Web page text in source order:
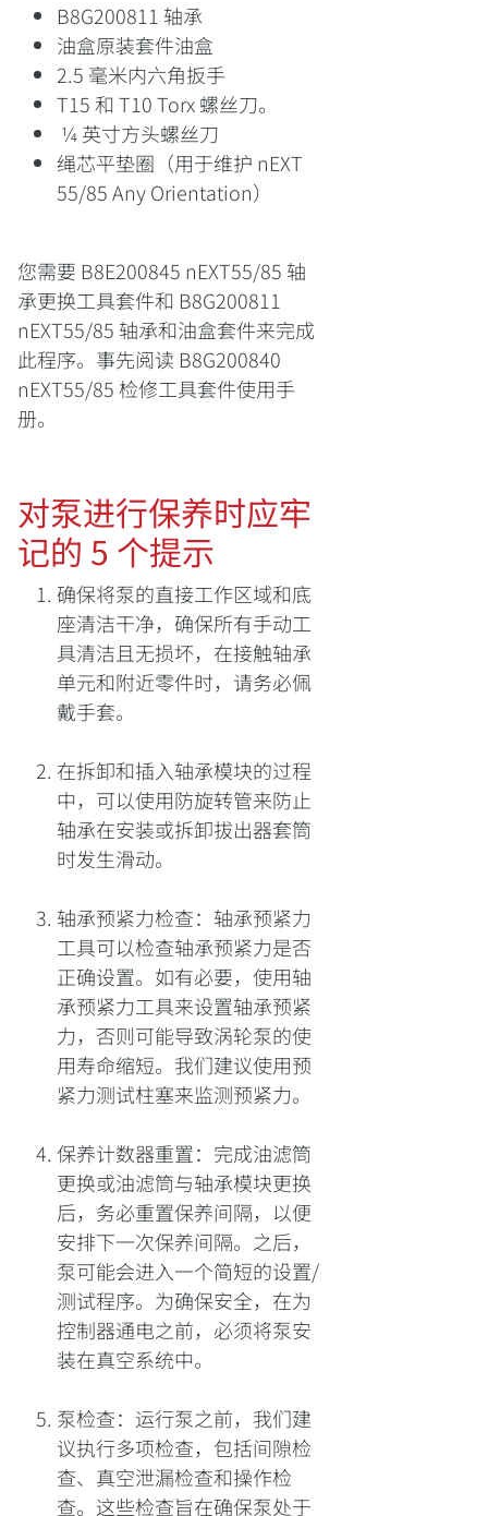
B8G200811 轴承
油盒原装套件油盒
2.5 毫米内六角扳手
T15 和 T10 Torx 螺丝刀。
¼ 英寸方头螺丝刀
绳芯平垫圈（用于维护 nEXT
55/85 Any Orientation）
您需要 B8E200845 nEXT55/85 轴
承更换工具套件和 B8G200811
nEXT55/85 轴承和油盒套件来完成
此程序。事先阅读 B8G200840
nEXT55/85 检修工具套件使用手
册。
对泵进行保养时应牢
记的 5 个提示
确保将泵的直接工作区域和底
座清洁干净，确保所有手动工
具清洁且无损坏，在接触轴承
单元和附近零件时，请务必佩
戴手套。
在拆卸和插入轴承模块的过程
中，可以使用防旋转管来防止
轴承在安装或拆卸拔出器套筒
时发生滑动。
轴承预紧力检查：轴承预紧力
工具可以检查轴承预紧力是否
正确设置。如有必要，使用轴
承预紧力工具来设置轴承预紧
力，否则可能导致涡轮泵的使
用寿命缩短。我们建议使用预
紧力测试柱塞来监测预紧力。
保养计数器重置：完成油滤筒
更换或油滤筒与轴承模块更换
后，务必重置保养间隔，以便
安排下一次保养间隔。之后，
泵可能会进入一个简短的设置/
测试程序。为确保安全，在为
控制器通电之前，必须将泵安
装在真空系统中。
泵检查：运行泵之前，我们建
议执行多项检查，包括间隙检
查、真空泄漏检查和操作检
查。这些检查旨在确保泵处于